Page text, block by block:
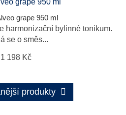
grape 950 ml
harmonizační bylinné tonikum.
se o směs...
1 198 Kč
produkty